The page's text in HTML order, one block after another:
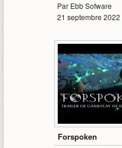
Par Ebb Sofware
21 septembre 2022
Forspoken